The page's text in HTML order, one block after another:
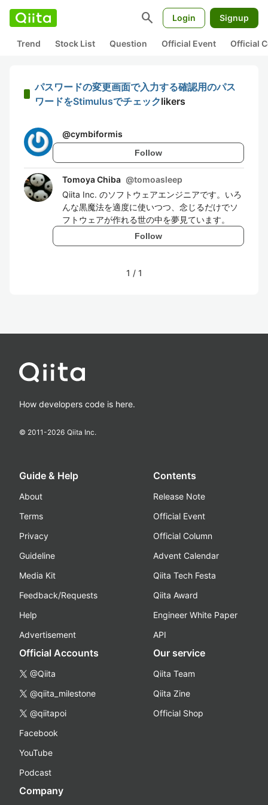
search Login Signup
Trend Stock List Question Official Event Official
パスワードの変更画面で入力する確認用のパス
ワードをStimulusでチェックlikers
@cymbiformis
Follow
Tomoya Chiba @tomoasleep
Qiita Inc. のソフトウェアエンジニアです。いろ
んな黒魔法を適度に使いつつ、念じるだけでソ
フトウェアが作れる世の中を夢見ています。
Follow
1 / 1
How developers code is here.
© 2011-2026 Qiita Inc.
Guide & Help
About
Terms
Privacy
Guideline
Media Kit
Feedback/Requests
Help
Advertisement
Contents
Release Note
Official Event
Official Column
Advent Calendar
Qiita Tech Festa
Qiita Award
Engineer White Paper
API
Official Accounts
@Qiita
@qiita_milestone
@qiitapoi
Facebook
YouTube
Podcast
Our service
Qiita Team
Qiita Zine
Official Shop
Company